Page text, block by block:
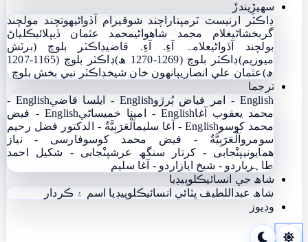
سھيڙِيندڙَ
ڊاڪٽر ارنيسٽ ٽرمپتاراچند شوقيرام آڏواڻيھوتچند مولچند
گربخشاڻيغلام محمد شاھواڻيمحمد عثمان ڏيپلائيڪلياڻ
بولچند آڏواڻيعلامہ آءِ. آءِ. قاضيڊاڪٽر بلوچ (برٽش
ميوزيم)ڊاڪٽر بلوچ (1269-1270 ھ)
ڊاڪٽر بلوچ (1165-1207
ھ)عثمان علي انصاريٻانهون خان شيخڊاڪٽر نبي بخش بلوچ
ترجما
English - امر فياض ٻُرڙو
English - ايلسا قاضي
English -
محمد يعقوب آغاEnglish - امينا خميساڻي
English - فيض
محمد کوسوEnglish - آغا سليم
اَلْعَرَبِيَّةُ - الدکتور فضل رحیم
سومرو اَلْعَرَبِيَّةُ - فيض محمد کوسوفارسی - نياز
ھمايونيپنْجابی - کرتار سنگھ عرشپنْجابی - شکیل احمد
طاہریاردو - شيخ اياز اردو - آغا سليم
شاھ جي انسائيڪلوپيڊيا
شاھ عبداللطيف ڀٽائي انسائيڪلوپيڊيا اسم ۽ ڪردار
وڊيوز